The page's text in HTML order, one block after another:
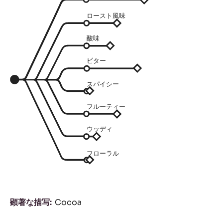
ロースト風味
酸味
ビター
スパイシー
フルーティー
ウッディ
フローラル
顕著な描写 Cocoa